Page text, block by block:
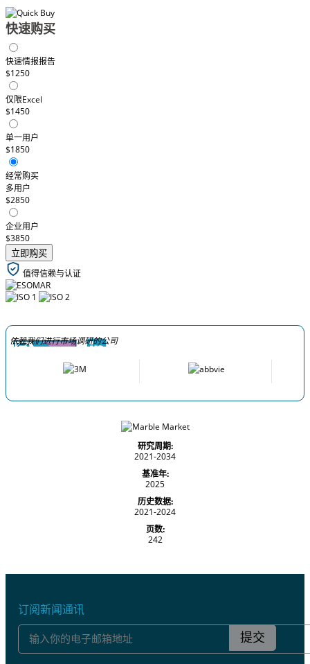
快速购买
快速情报报告
$1250
仅限Excel
$1450
单一用户
$1850
经常购买
多用户
$2850
企业用户
$3850
立即购买
值得信赖与认证
依赖我们进行市场调研的公司
研究周期:
2021-2034
基准年:
2025
历史数据:
2021-2024
页数:
242
订阅新闻通讯
提交